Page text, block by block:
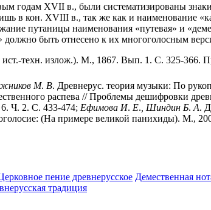
годам XVII в., были систематизированы
в кон. XVIII в., так же как и наименование
путаницы наименования «путевая» и
должно быть отнесено к их многоголосным
техн. излож.). М., 1867. Вып. 1. С. 325-366.
М. В. Древнерус. теория музыки: По
распева // Проблемы дешифровки
Ч. 2. С. 433-474; Ефимова И. Е. Шиндин Б. А.
(На примере великой панихиды). М.,
пение древнерусское Демественная
традиция